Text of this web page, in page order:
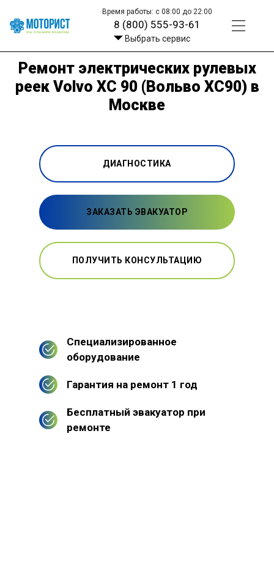
Время работы: с 08:00 до 22:00
8 (800) 555-93-61
Выбрать сервис
Ремонт электрических рулевых
реек Volvo XC 90 (Вольво ХС90) в
Москве
ДИАГНОСТИКА
ЗАКАЗАТЬ ЭВАКУАТОР
ПОЛУЧИТЬ КОНСУЛЬТАЦИЮ
Специализированное
оборудование
Гарантия на ремонт 1 год
Бесплатный эвакуатор при
ремонте